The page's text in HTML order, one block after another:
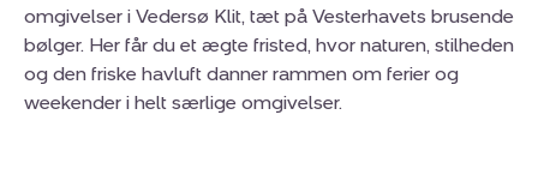
omgivelser i Vedersø Klit, tæt på Vesterhavets brusende
bølger. Her får du et ægte fristed, hvor naturen, stilheden
og den friske havluft danner rammen om ferier og
weekender i helt særlige omgivelser.